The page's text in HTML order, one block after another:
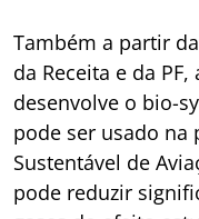
Também a partir
da Receita e da
desenvolve o bio-
pode ser usado na
Sustentável de
pode reduzir